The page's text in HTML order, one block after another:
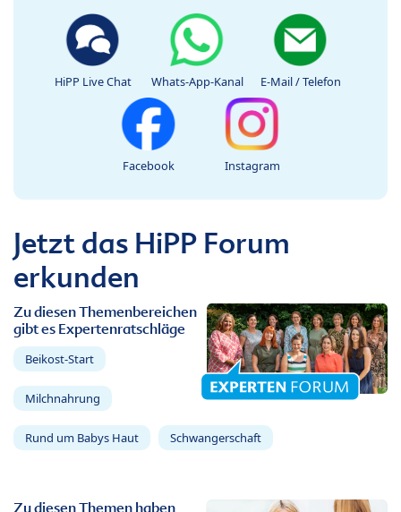
HiPP Live Chat Whats-App-Kanal E-Mail / Telefon
Facebook Instagram
Jetzt das HiPP Forum
erkunden
Zu diesen Themenbereichen
gibt es Expertenratschläge
Beikost-Start
Milchnahrung
Rund um Babys Haut Schwangerschaft
Zu diesen Themen haben